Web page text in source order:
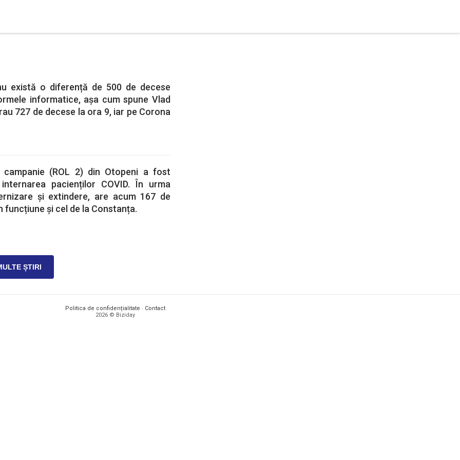
există o diferență de 500 de decese
informatice, așa cum spune Vlad
727 de decese la ora 9, iar pe Corona
(ROL 2) din Otopeni a fost
pacienților COVID. În urma
și extindere, are acum 167 de
funcțiune și cel de la Constanța.
ȘTIRI
Politica de confidențialitate · Contact
2026 © Biziday